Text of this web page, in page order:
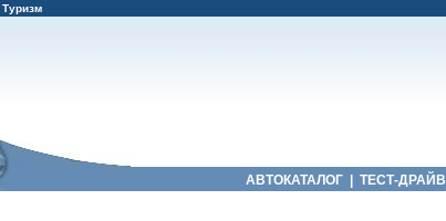
Туризм
АВТОКАТАЛОГ ТЕСТ-ДРАЙВ